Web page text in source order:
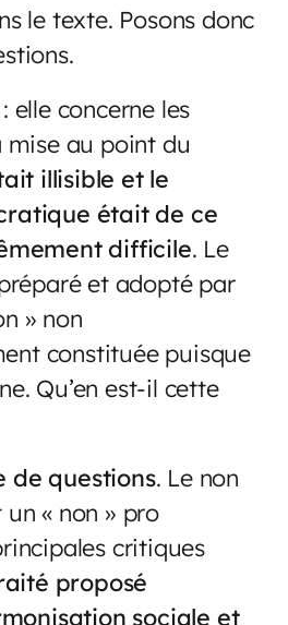
le texte. Posons donc
: elle concerne les
au point du
illisible et le
était de ce
difficile. Le
et adopté par
» non
constituée puisque
Qu’en est-il cette
de questions. Le non
« non » pro
critiques
proposé
sociale et